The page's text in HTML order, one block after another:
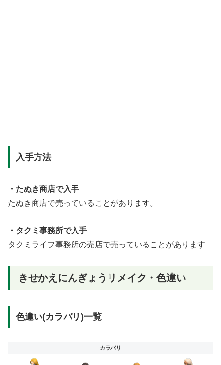
入手方法
・たぬき商店で入手
たぬき商店で売っていることがあります。
・タクミ事務所で入手
タクミライフ事務所の売店で売っていることがあります
きせかえにんぎょうリメイク・色違い
色違い(カラバリ)一覧
カラバリ